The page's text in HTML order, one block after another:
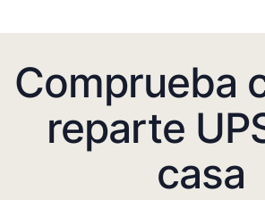
Comprueba
reparte
casa